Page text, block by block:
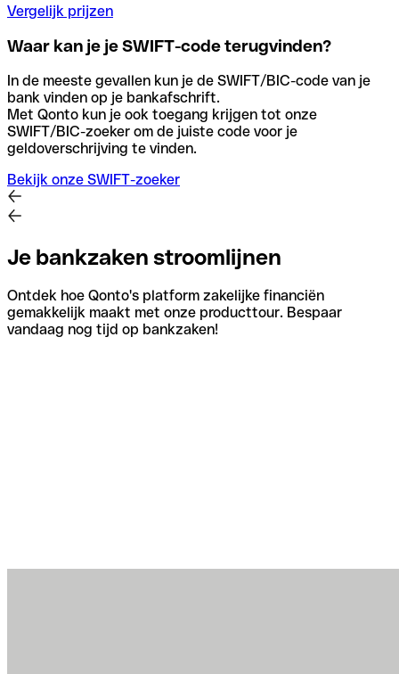
Vergelijk prijzen
Waar kan je je SWIFT-code terugvinden?
In de meeste gevallen kun je de SWIFT/BIC-code van je
bank vinden op je bankafschrift.
Met Qonto kun je ook toegang krijgen tot onze
SWIFT/BIC-zoeker om de juiste code voor je
geldoverschrijving te vinden.
Bekijk onze SWIFT-zoeker
Je bankzaken stroomlijnen
Ontdek hoe Qonto's platform zakelijke financiën
gemakkelijk maakt met onze producttour. Bespaar
vandaag nog tijd op bankzaken!